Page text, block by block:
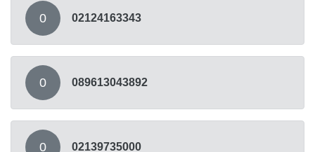
0 02124163343
0 089613043892
0 02139735000